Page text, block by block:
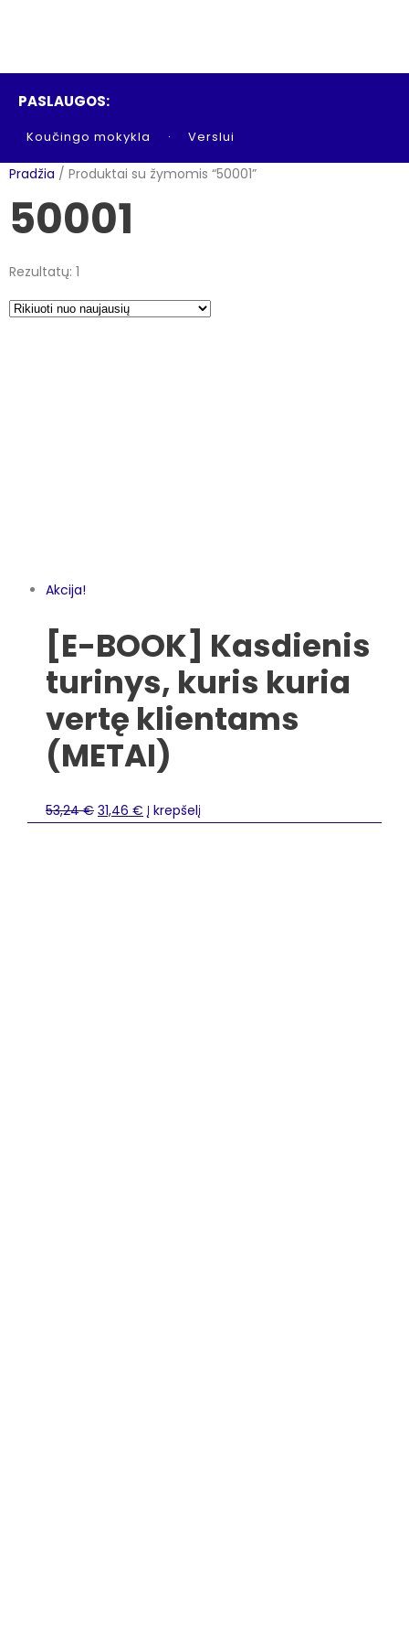
PASLAUGOS:
Koučingo mokykla Verslui
Pradžia / Produktai su žymomis “50001”
50001
Rezultatų: 1
Akcija!
[E-BOOK] Kasdienis
turinys, kuris kuria
vertę klientams
(METAI)
53,24€ 31,46 € Į krepšelį